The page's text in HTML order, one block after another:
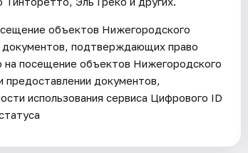
объектов Нижегородского
документов, подтверждающих право
посещение объектов Нижегородского
предоставлении документов,
использования сервиса Цифрового ID